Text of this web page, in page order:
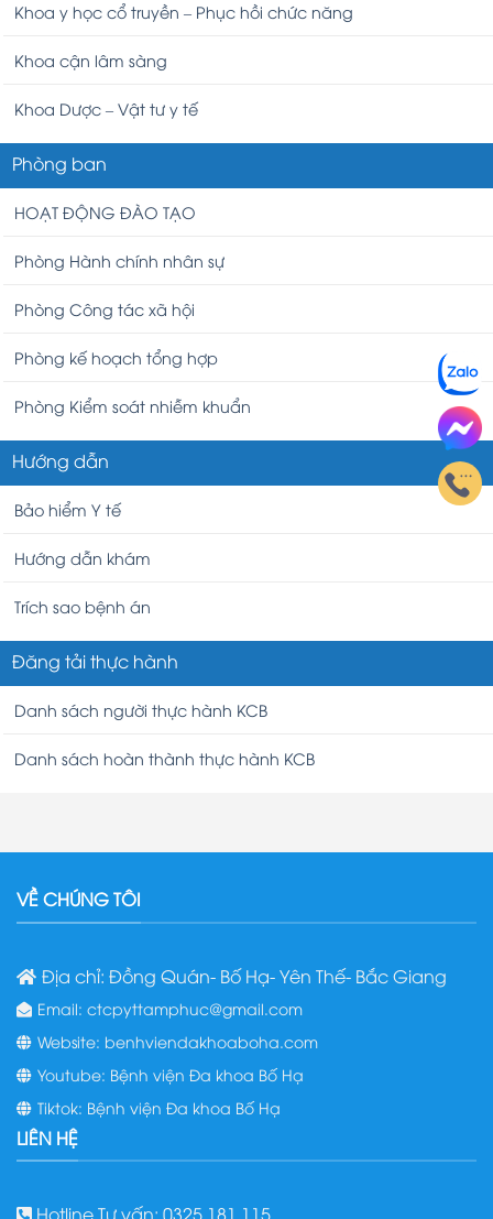
Khoa y học cổ truyền – Phục hồi chức năng
Khoa cận lâm sàng
Khoa Dược – Vật tư y tế
Phòng ban
HOẠT ĐỘNG ĐÀO TẠO
Phòng Hành chính nhân sự
Phòng Công tác xã hội
Phòng kế hoạch tổng hợp
Phòng Kiểm soát nhiễm khuẩn
Hướng dẫn
Bảo hiểm Y tế
Hướng dẫn khám
Trích sao bệnh án
Đăng tải thực hành
Danh sách người thực hành KCB
Danh sách hoàn thành thực hành KCB
VỀ CHÚNG TÔI
Địa chỉ: Đồng Quán- Bố Hạ- Yên Thế- Bắc Giang
Email: ctcpyttamphuc@gmail.com
Website: benhviendakhoaboha.com
Youtube: Bệnh viện Đa khoa Bố Hạ
Tiktok: Bệnh viện Đa khoa Bố Hạ
LIÊN HỆ
Hotline Tư vấn: 0325.181.115